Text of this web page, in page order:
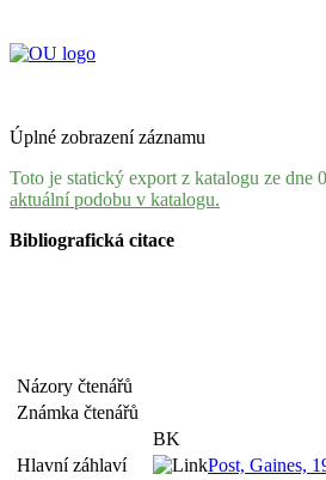
Úplné zobrazení záznamu
Toto je statický export z katalogu ze dne
aktuální podobu v katalogu.
Bibliografická citace
Názory čtenářů
Známka čtenářů
BK
Hlavní záhlaví
Post, Gaines,